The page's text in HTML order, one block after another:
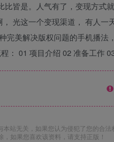
比皆是。人气有了，变现方式
光这一个变现渠道， 有人
完美解决版权问题的手机播
： 01 项目介绍 02 准备工作
站无关，如果您认为侵犯了您的合
如果您喜欢该资料，请支持正版！